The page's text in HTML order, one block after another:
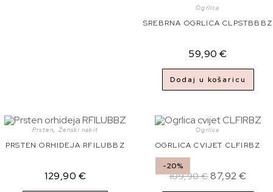
Ogrlica
SREBRNA OGRLICA CLPSTBBBZ
59,90€
Dodaj u košaricu
Prsten, Ženski nakit
PRSTEN ORHIDEJA RFILUBBZ
129,90 €
-20%
Ogrlica
OGRLICA CVIJET CLFIRBZ
109,90€87,92€